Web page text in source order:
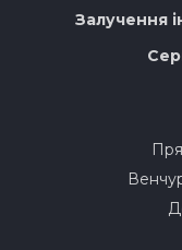
Залучення